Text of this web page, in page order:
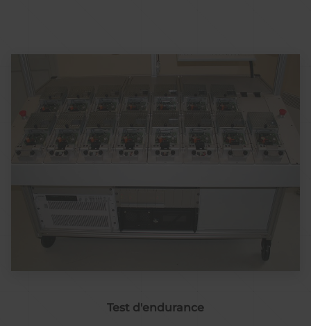
Test d'endurance